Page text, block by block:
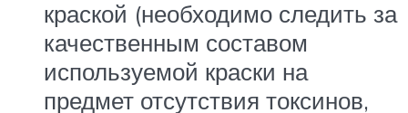
краской (необходимо следить за
качественным составом
используемой краски на
предмет отсутствия токсинов,